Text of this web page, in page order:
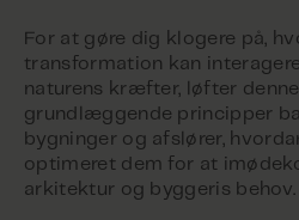
For at gøre dig klogere på,
transformation kan
naturens kræfter, løfter
grundlæggende principper
bygninger og afslører,
optimeret dem for at
arkitektur og byggeris behov.